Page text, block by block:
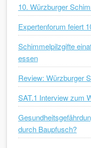
10. Würzburger
Expertenforum feiert
Schimmelpilzgifte
essen
Review: Würzburger
SAT.1 Interview zum
durch Baupfusch?